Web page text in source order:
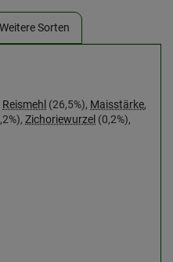
Weitere Sorten
Reismehl (26,5%), Maisstärke,
Zichoriewurzel (0,2%),